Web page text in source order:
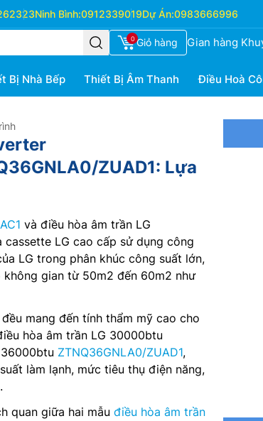
Ninh Bình:0912339019Dự Án:0983666996
0 Giỏ hàng Gian hàng
Bị Nhà Bếp Thiết Bị Âm Thanh Điều Hoà
ZUAD1: Lựa
và điều hòa âm trần LG
cassette LG cao cấp sử dụng công
LG trong phân khúc công suất lớn,
gian từ 50m2 đến 60m2 như
mang đến tính thẩm mỹ cao cho
hòa âm trần LG 30000btu
36000btu ZTNQ36GNLA0/ZUAD1,
làm lạnh, mức tiêu thụ điện năng,
quan giữa hai mẫu điều hòa âm trần